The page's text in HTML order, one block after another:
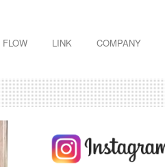
FLOW LINK COMPANY